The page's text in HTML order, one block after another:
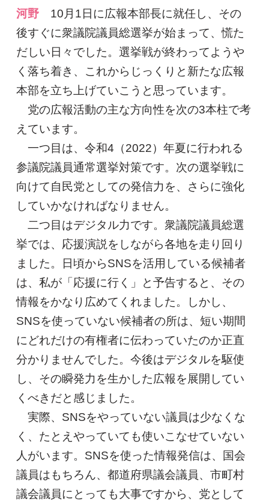
河野
10月1日に広報本部長に就任し、その
後すぐに衆議院議員総選挙が始まって、慌た
だしい日々でした。選挙戦が終わってようや
く落ち着き、これからじっくりと新たな広報
本部を立ち上げていこうと思っています。
党の広報活動の主な方向性を次の3本柱で考
えています。
一つ目は、令和4（2022）年夏に行われる
参議院議員通常選挙対策です。次の選挙戦に
向けて自民党としての発信力を、さらに強化
していかなければなりません。
二つ目はデジタル力です。衆議院議員総選
挙では、応援演説をしながら各地を走り回り
ました。日頃からSNSを活用している候補者
は、私が「応援に行く」と予告すると、その
情報をかなり広めてくれました。しかし、
SNSを使っていない候補者の所は、短い期間
にどれだけの有権者に伝わっていたのか正直
分かりませんでした。今後はデジタルを駆使
し、その瞬発力を生かした広報を展開してい
くべきだと感じました。
実際、SNSをやっていない議員は少なくな
く、たとえやっていても使いこなせていない
人がいます。SNSを使った情報発信は、国会
議員はもちろん、都道府県議会議員、市町村
議会議員にとっても大事ですから、党として